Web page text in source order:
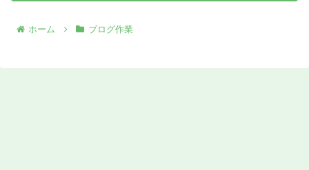
ホーム ブログ作業